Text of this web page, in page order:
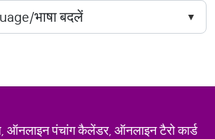
ऑनलाइन पंचांग कैलेंडर, ऑनलाइन टैरो कार्ड